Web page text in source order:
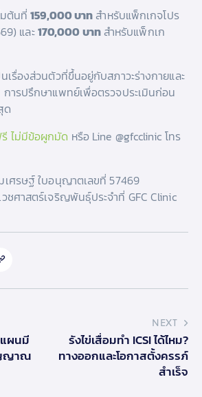
มต้นที่159,000 บาท สำหรับแพ็กเกจโปร
และ170,000 บาทสำหรับแพ็กเก
เรื่องส่วนตัวที่ขึ้นอยู่กับสภาวะร่างกายและ
ารปรึกษาแพทย์เพื่อตรวจประเมินก่อน
ด
ไม่มีข้อผูกมัด หรือ Line @gfcclinic โทร
ศรษฐ์ ใบอนุญาตเลขที่ 57469
ชศาสตร์เจริญพันธุ์ประจำที่ GFC Clinic
ผนมี
ญาณ
NEXT
รังไข่เสื่อมทำ ICSI ได้ไหม?
ทางออกและโอกาสตั้งครรภ์
สำเร็จ